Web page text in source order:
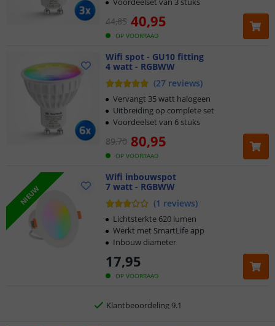
OP VOORRAAD
44,85 40,95
Wifi spot - GU10 fitting
4 watt - RGBWW
(27 reviews)
OP VOORRAAD
89,70 80,95
Vervangt 35 watt halogeen
Uitbreiding op complete set
Voordeelset van 6 stuks
NIEUW
Wifi inbouwspot
7 watt - RGBWW
(1 reviews)
OP VOORRAAD
17,95
Lichtsterkte 620 lumen
Werkt met SmartLife app
Inbouw diameter
Klantbeoordeling 9.1
Voor 23:45 uur besteld, morgen in huis
2 jaar garantie
Gratis verzending vanaf € 20,-
Klantbeoordeling 9.1